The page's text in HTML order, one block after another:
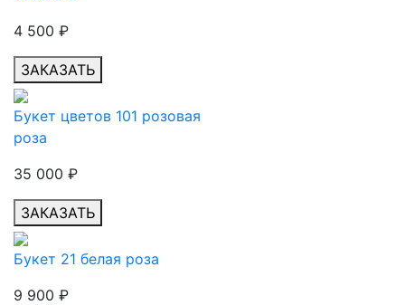
4 500 ₽
ЗАКАЗАТЬ
Букет цветов 101 розовая
роза
35 000 ₽
ЗАКАЗАТЬ
Букет 21 белая роза
9 900 ₽